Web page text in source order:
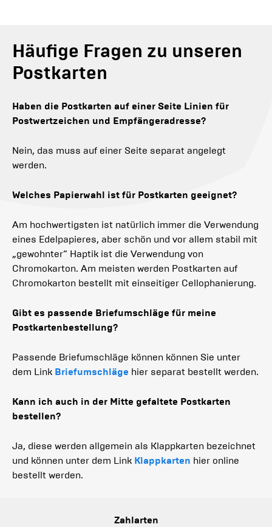
Häufige Fragen zu unseren
Postkarten
Haben die Postkarten auf einer Seite Linien für
Postwertzeichen und Empfängeradresse?
Nein, das muss auf einer Seite separat angelegt
werden.
Welches Papierwahl ist für Postkarten geeignet?
Am hochwertigsten ist natürlich immer die Verwendung
eines Edelpapieres, aber schön und vor allem stabil mit
„gewohnter“ Haptik ist die Verwendung von
Chromokarton. Am meisten werden Postkarten auf
Chromokarton bestellt mit einseitiger Cellophanierung.
Gibt es passende Briefumschläge für meine
Postkartenbestellung?
Passende Briefumschläge können können Sie unter
dem Link Briefumschläge hier separat bestellt werden.
Kann ich auch in der Mitte gefaltete Postkarten
bestellen?
Ja, diese werden allgemein als Klappkarten bezeichnet
und können unter dem Link Klappkarten hier online
bestellt werden.
Zahlarten